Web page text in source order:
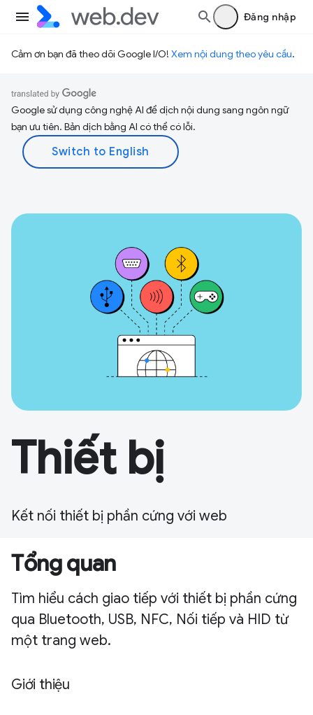
Đăng nhập
Cảm ơn bạn đã theo dõi Google I/O! Xem nội dung theo yêu cầu.
Google sử dụng công nghệ AI để dịch nội dung sang ngôn ngữ
bạn ưu tiên. Bản dịch bằng AI có thể có lỗi.
Thiết bị
Kết nối thiết bị phần cứng với web
Tổng quan
Tìm hiểu cách giao tiếp với thiết bị phần cứng
qua Bluetooth, USB, NFC, Nối tiếp và HID từ
một trang web.
Giới thiệu